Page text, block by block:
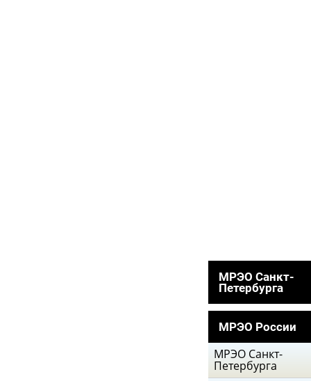
МРЭО Санкт-
Петербурга
МРЭО России
МРЭО Санкт-
Петербурга